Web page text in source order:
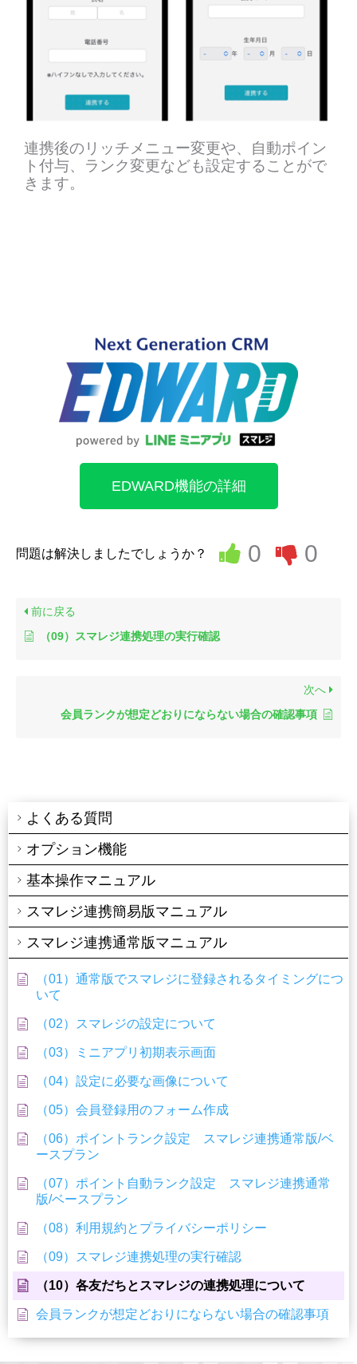
よくある質問
オプション機能
基本操作マニュアル
スマレジ連携簡易版マニュアル
スマレジ連携通常版マニュアル
（01）通常版でスマレジに登録されるタイミングにつ
いて
（02）スマレジの設定について
（03）ミニアプリ初期表示画面
（04）設定に必要な画像について
（05）会員登録用のフォーム作成
（06）ポイントランク設定 スマレジ連携通常版/ベ
ースプラン
（07）ポイント自動ランク設定 スマレジ連携通常
版/ベースプラン
（08）利用規約とプライバシーポリシー
（09）スマレジ連携処理の実行確認
（10）各友だちとスマレジの連携処理について
会員ランクが想定どおりにならない場合の確認事項
連携後のリッチメニュー変更や、自動ポイン
ト付与、ランク変更なども設定することがで
きます。
EDWARD機能の詳細
問題は解決しましたでしょうか？ 0 0
前に戻る
（09）スマレジ連携処理の実行確認
次へ
会員ランクが想定どおりにならない場合の確認事項